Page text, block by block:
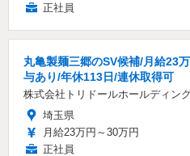
正社員
丸亀製麺三郷のSV候補/月給23
与あり/年休113日/連休取得可
株式会社トリドールホールディン
埼玉県
月給23万円～30万円
正社員